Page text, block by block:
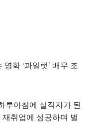
화 ‘파일럿’ 배우 조
루아침에 실직자가 된
재취업에 성공하며 벌